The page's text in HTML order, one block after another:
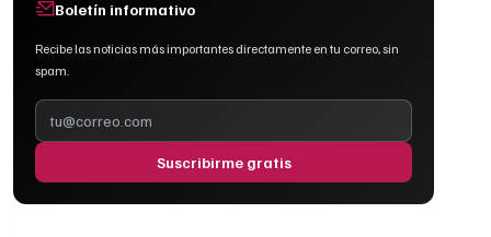
Boletín informativo
Recibe las noticias más importantes directamente en tu correo, sin
spam.
Suscribirme gratis